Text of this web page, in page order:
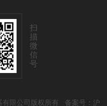
扫
描
微
信
号
有限公司版权所有 备案号：沪